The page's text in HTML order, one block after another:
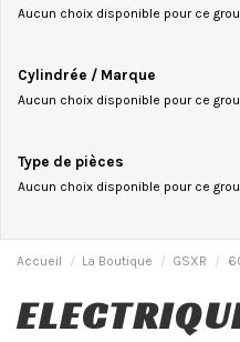
Aucun choix disponible pour ce
Cylindrée / Marque
Aucun choix disponible pour ce
Type de pièces
Aucun choix disponible pour ce
Accueil La Boutique GSXR